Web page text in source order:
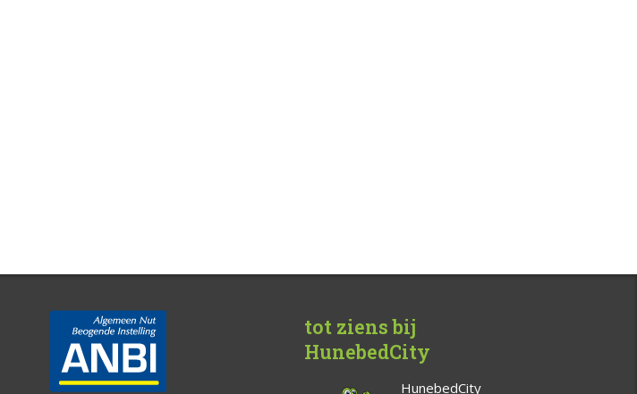
tot ziens bij
HunebedCity
HunebedCity